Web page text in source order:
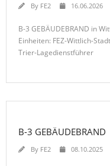
By FE2 16.06.2026
B-3 GEBÄUDEBRAND in
Einheiten: FEZ-Wittlich-
Trier-Lagedienstführer
B-3 GEBÄUDEBRAND
By FE2 08.10.2025